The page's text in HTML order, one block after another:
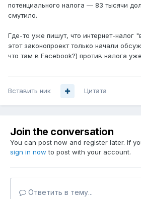
потенциального налога — 83 тысячи
смутило.
Где-то уже пишут, что интернет-налог
этот законопроект только начали
что там в Facebook?) против налога
Вставить ник Цитата
Join the conversation
You can post now and register later. If
sign in now to post with your account.
Ответить в тему...